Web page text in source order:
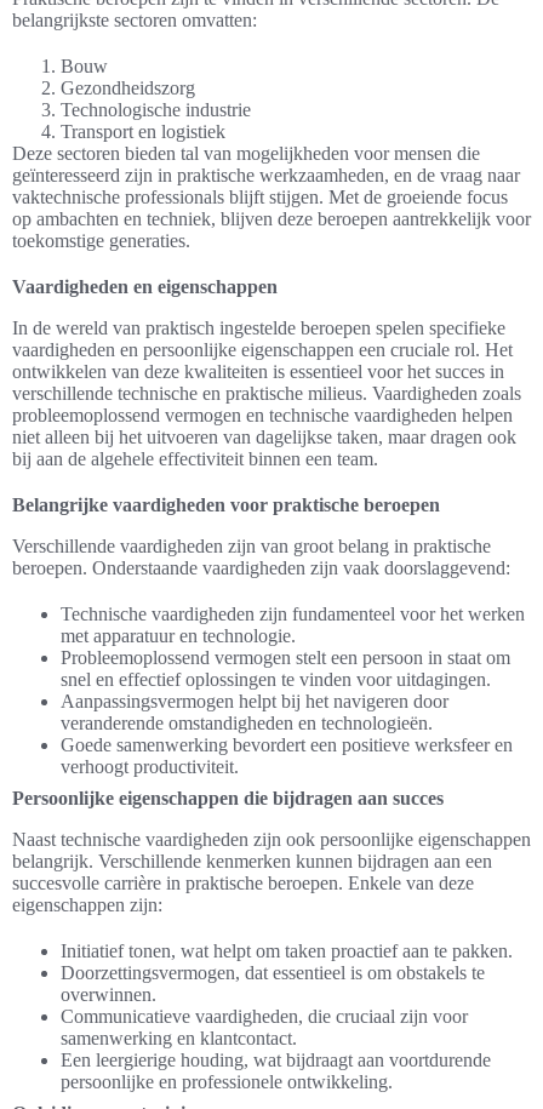
belangrijkste sectoren omvatten:
Bouw
Gezondheidszorg
Technologische industrie
Transport en logistiek
Deze sectoren bieden tal van mogelijkheden voor mensen die
geïnteresseerd zijn in praktische werkzaamheden, en de vraag naar
vaktechnische professionals blijft stijgen. Met de groeiende focus
op ambachten en techniek, blijven deze beroepen aantrekkelijk voor
toekomstige generaties.
Vaardigheden en eigenschappen
In de wereld van praktisch ingestelde beroepen spelen specifieke
vaardigheden en persoonlijke eigenschappen een cruciale rol. Het
ontwikkelen van deze kwaliteiten is essentieel voor het succes in
verschillende technische en praktische milieus. Vaardigheden zoals
probleemoplossend vermogen en technische vaardigheden helpen
niet alleen bij het uitvoeren van dagelijkse taken, maar dragen ook
bij aan de algehele effectiviteit binnen een team.
Belangrijke vaardigheden voor praktische beroepen
Verschillende vaardigheden zijn van groot belang in praktische
beroepen. Onderstaande vaardigheden zijn vaak doorslaggevend:
Technische vaardigheden zijn fundamenteel voor het werken
met apparatuur en technologie.
Probleemoplossend vermogen stelt een persoon in staat om
snel en effectief oplossingen te vinden voor uitdagingen.
Aanpassingsvermogen helpt bij het navigeren door
veranderende omstandigheden en technologieën.
Goede samenwerking bevordert een positieve werksfeer en
verhoogt productiviteit.
Persoonlijke eigenschappen die bijdragen aan succes
Naast technische vaardigheden zijn ook persoonlijke eigenschappen
belangrijk. Verschillende kenmerken kunnen bijdragen aan een
succesvolle carrière in praktische beroepen. Enkele van deze
eigenschappen zijn:
Initiatief tonen, wat helpt om taken proactief aan te pakken.
Doorzettingsvermogen, dat essentieel is om obstakels te
overwinnen.
Communicatieve vaardigheden, die cruciaal zijn voor
samenwerking en klantcontact.
Een leergierige houding, wat bijdraagt aan voortdurende
persoonlijke en professionele ontwikkeling.